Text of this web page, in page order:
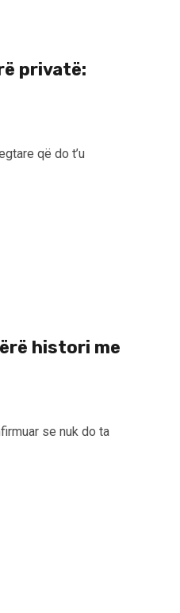
privatë:
që do t’u
histori me
se nuk do ta